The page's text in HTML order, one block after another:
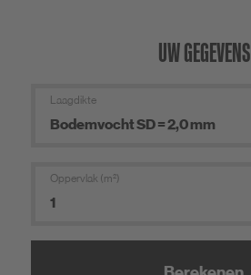
UW GEGEVENS
Laagdikte
Oppervlak (m²)